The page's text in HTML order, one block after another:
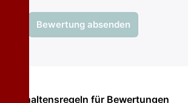
Bewertung absenden
Verhaltensregeln für Bewertungen